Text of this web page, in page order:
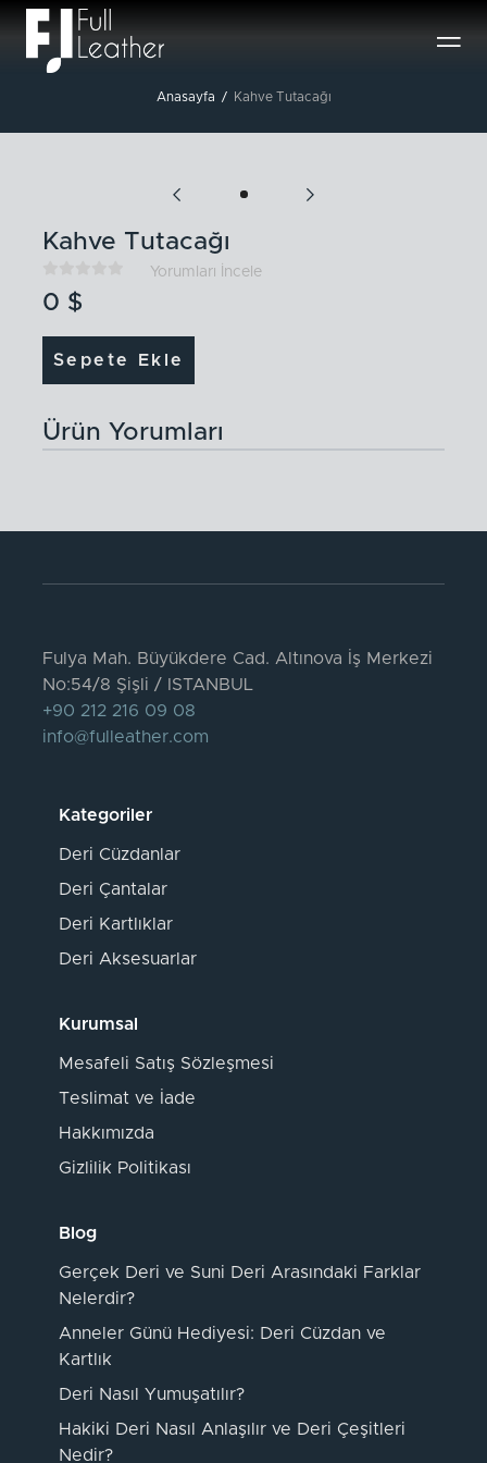

Anasayfa / Kahve Tutacağı
Kahve Tutacağı
Yorumları İncele
0 $
Sepete Ekle
Ürün Yorumları
Fulya Mah. Büyükdere Cad. Altınova İş Merkezi
No:54/8 Şişli / ISTANBUL
+90 212 216 09 08
info@fulleather.com
Kategoriler
Deri Cüzdanlar
Deri Çantalar
Deri Kartlıklar
Deri Aksesuarlar
Kurumsal
Mesafeli Satış Sözleşmesi
Teslimat ve İade
Hakkımızda
Gizlilik Politikası
Blog
Gerçek Deri ve Suni Deri Arasındaki Farklar
Nelerdir?
Anneler Günü Hediyesi: Deri Cüzdan ve
Kartlık
Deri Nasıl Yumuşatılır?
Hakiki Deri Nasıl Anlaşılır ve Deri Çeşitleri
Nedir?